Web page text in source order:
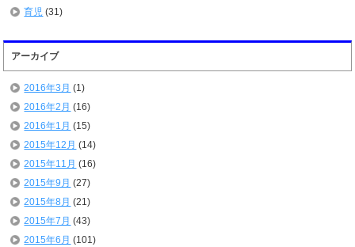
育児 (31)
アーカイブ
2016年3月 (1)
2016年2月 (16)
2016年1月 (15)
2015年12月 (14)
2015年11月 (16)
2015年9月 (27)
2015年8月 (21)
2015年7月 (43)
2015年6月 (101)